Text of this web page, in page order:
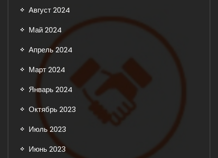
Август 2024
Май 2024
Апрель 2024
Март 2024
Январь 2024
Октябрь 2023
Июль 2023
Июнь 2023